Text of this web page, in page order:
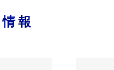
報